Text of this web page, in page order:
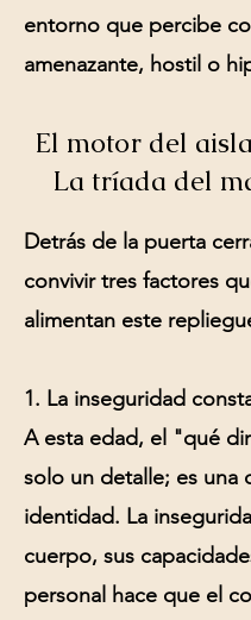
entorno que percibe
amenazante, hostil o
El motor del
La tríada del
Detrás de la puerta
convivir tres factores
alimentan este
1. La inseguridad
A esta edad, el "qué
solo un detalle; es una
identidad. La
cuerpo, sus
personal hace que el